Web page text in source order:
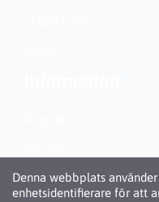
Denna webbplats
enhetsidentifierare för att
Personuppgiftspolicy